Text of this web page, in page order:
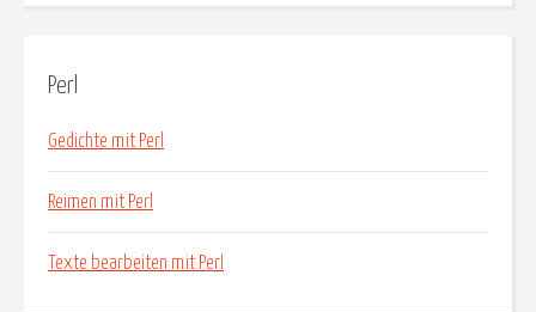
Perl
Gedichte mit Perl
Reimen mit Perl
Texte bearbeiten mit Perl